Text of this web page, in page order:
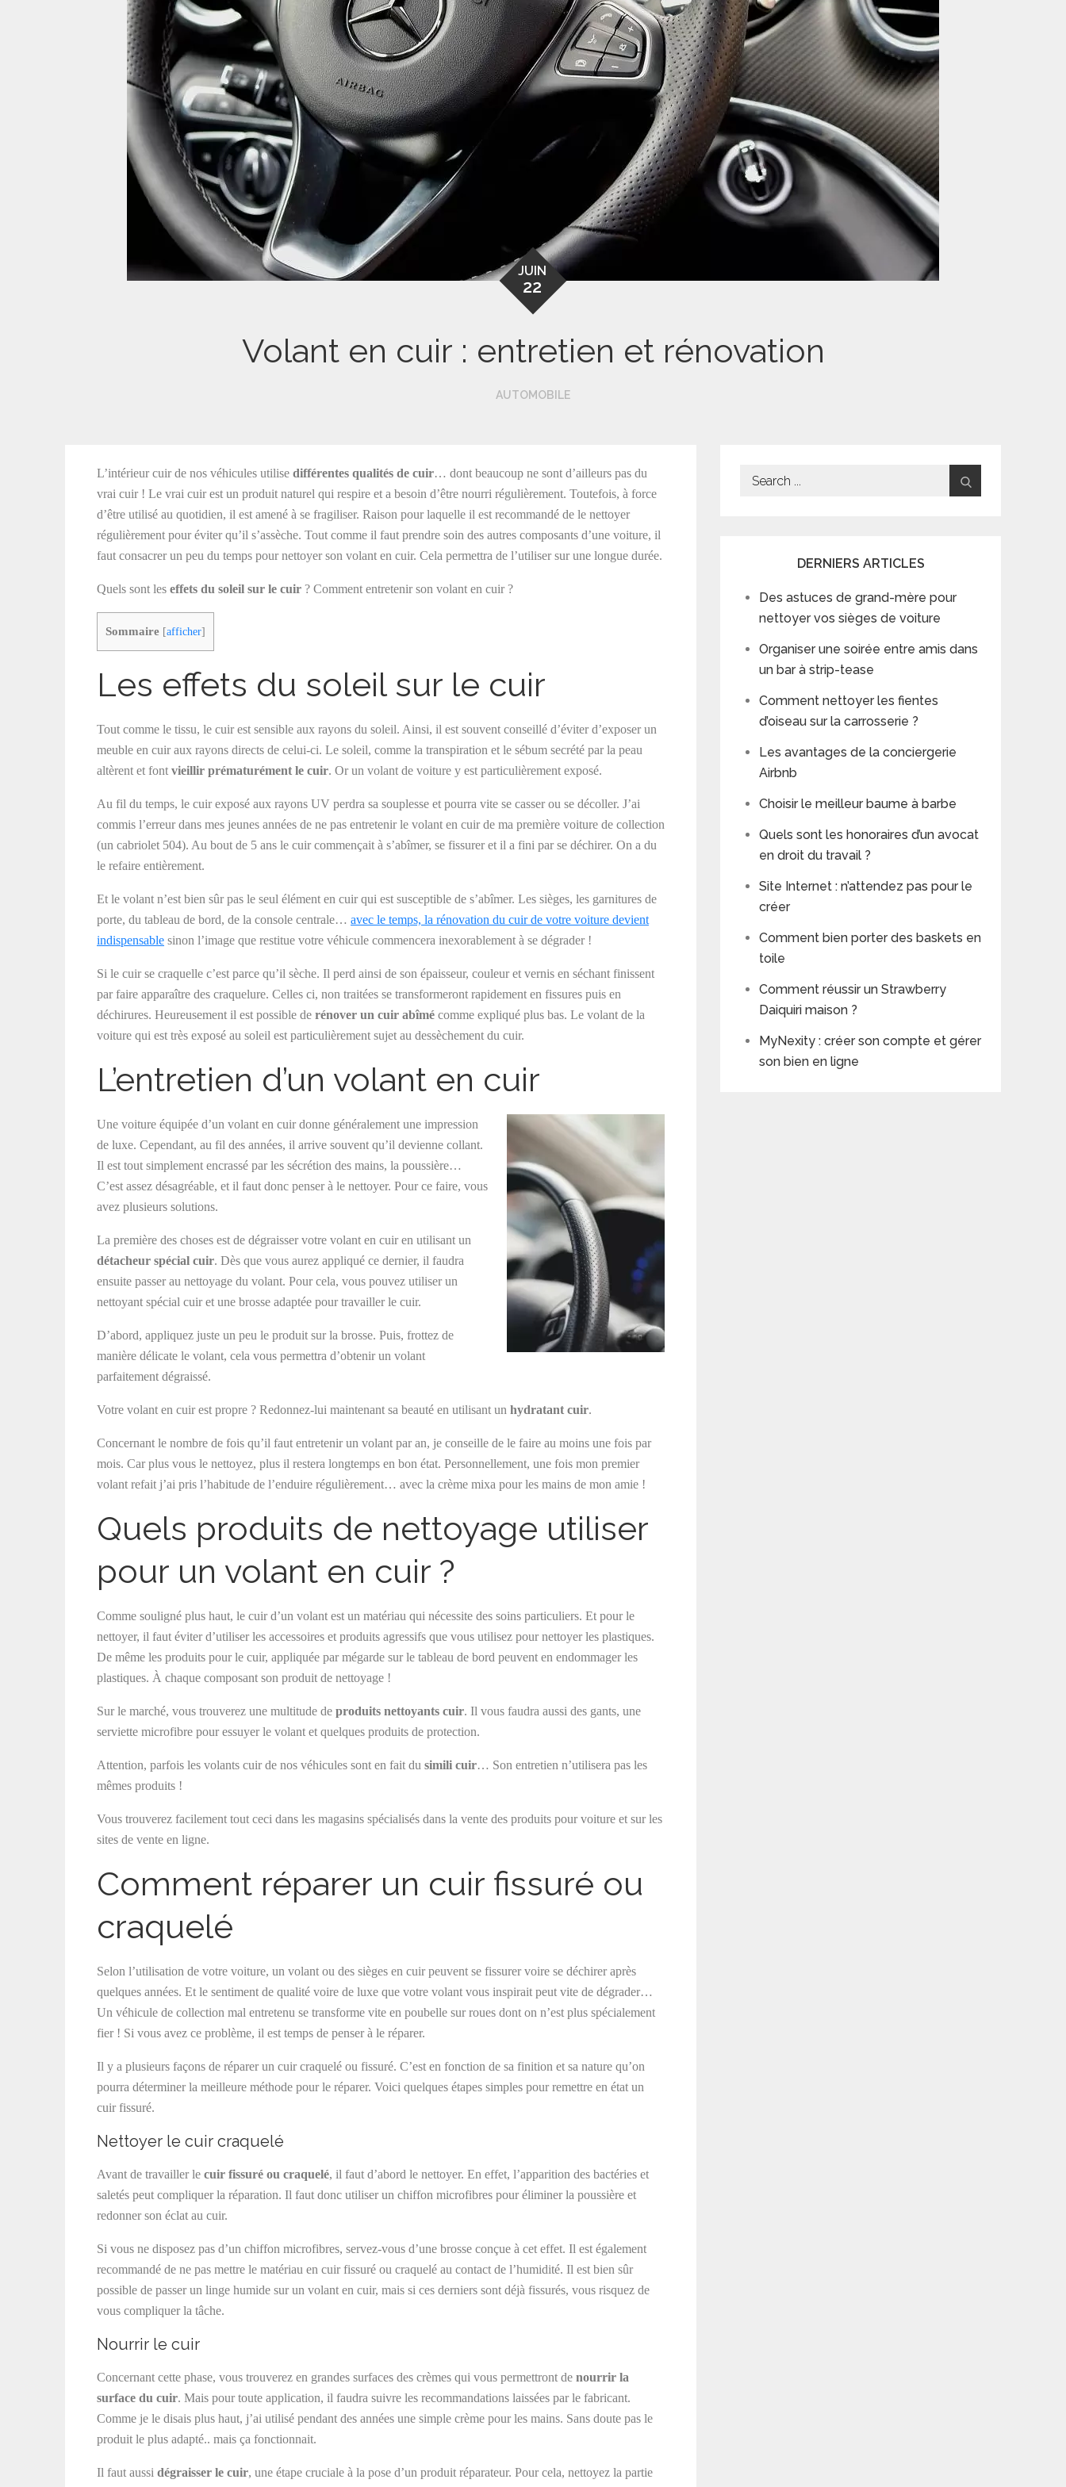
JUIN
22
Volant en cuir : entretien et rénovation
AUTOMOBILE
L’intérieur cuir de nos véhicules utilise différentes qualités de cuir… dont beaucoup ne sont d’ailleurs pas du
vrai cuir ! Le vrai cuir est un produit naturel qui respire et a besoin d’être nourri régulièrement. Toutefois, à force
d’être utilisé au quotidien, il est amené à se fragiliser. Raison pour laquelle il est recommandé de le nettoyer
régulièrement pour éviter qu’il s’assèche. Tout comme il faut prendre soin des autres composants d’une voiture, il
faut consacrer un peu du temps pour nettoyer son volant en cuir. Cela permettra de l’utiliser sur une longue durée.
Quels sont les effets du soleil sur le cuir ? Comment entretenir son volant en cuir ?
Sommaire [afficher]
Les effets du soleil sur le cuir
Tout comme le tissu, le cuir est sensible aux rayons du soleil. Ainsi, il est souvent conseillé d’éviter d’exposer un
meuble en cuir aux rayons directs de celui-ci. Le soleil, comme la transpiration et le sébum secrété par la peau
altèrent et font vieillir prématurément le cuir. Or un volant de voiture y est particulièrement exposé.
Au fil du temps, le cuir exposé aux rayons UV perdra sa souplesse et pourra vite se casser ou se décoller. J’ai
commis l’erreur dans mes jeunes années de ne pas entretenir le volant en cuir de ma première voiture de collection
(un cabriolet 504). Au bout de 5 ans le cuir commençait à s’abîmer, se fissurer et il a fini par se déchirer. On a du
le refaire entièrement.
Et le volant n’est bien sûr pas le seul élément en cuir qui est susceptible de s’abîmer. Les sièges, les garnitures de
porte, du tableau de bord, de la console centrale… avec le temps, la rénovation du cuir de votre voiture devient
indispensable sinon l’image que restitue votre véhicule commencera inexorablement à se dégrader !
Si le cuir se craquelle c’est parce qu’il sèche. Il perd ainsi de son épaisseur, couleur et vernis en séchant finissent
par faire apparaître des craquelure. Celles ci, non traitées se transformeront rapidement en fissures puis en
déchirures. Heureusement il est possible de rénover un cuir abîmé comme expliqué plus bas. Le volant de la
voiture qui est très exposé au soleil est particulièrement sujet au dessèchement du cuir.
L’entretien d’un volant en cuir
Une voiture équipée d’un volant en cuir donne généralement une impression
de luxe. Cependant, au fil des années, il arrive souvent qu’il devienne collant.
Il est tout simplement encrassé par les sécrétion des mains, la poussière…
C’est assez désagréable, et il faut donc penser à le nettoyer. Pour ce faire, vous
avez plusieurs solutions.
La première des choses est de dégraisser votre volant en cuir en utilisant un
détacheur spécial cuir. Dès que vous aurez appliqué ce dernier, il faudra
ensuite passer au nettoyage du volant. Pour cela, vous pouvez utiliser un
nettoyant spécial cuir et une brosse adaptée pour travailler le cuir.
D’abord, appliquez juste un peu le produit sur la brosse. Puis, frottez de
manière délicate le volant, cela vous permettra d’obtenir un volant
parfaitement dégraissé.
Votre volant en cuir est propre ? Redonnez-lui maintenant sa beauté en utilisant un hydratant cuir.
Concernant le nombre de fois qu’il faut entretenir un volant par an, je conseille de le faire au moins une fois par
mois. Car plus vous le nettoyez, plus il restera longtemps en bon état. Personnellement, une fois mon premier
volant refait j’ai pris l’habitude de l’enduire régulièrement… avec la crème mixa pour les mains de mon amie !
Quels produits de nettoyage utiliser
pour un volant en cuir ?
Comme souligné plus haut, le cuir d’un volant est un matériau qui nécessite des soins particuliers. Et pour le
nettoyer, il faut éviter d’utiliser les accessoires et produits agressifs que vous utilisez pour nettoyer les plastiques.
De même les produits pour le cuir, appliquée par mégarde sur le tableau de bord peuvent en endommager les
plastiques. À chaque composant son produit de nettoyage !
Sur le marché, vous trouverez une multitude de produits nettoyants cuir. Il vous faudra aussi des gants, une
serviette microfibre pour essuyer le volant et quelques produits de protection.
Attention, parfois les volants cuir de nos véhicules sont en fait du simili cuir… Son entretien n’utilisera pas les
mêmes produits !
Vous trouverez facilement tout ceci dans les magasins spécialisés dans la vente des produits pour voiture et sur les
sites de vente en ligne.
Comment réparer un cuir fissuré ou
craquelé
Selon l’utilisation de votre voiture, un volant ou des sièges en cuir peuvent se fissurer voire se déchirer après
quelques années. Et le sentiment de qualité voire de luxe que votre volant vous inspirait peut vite de dégrader…
Un véhicule de collection mal entretenu se transforme vite en poubelle sur roues dont on n’est plus spécialement
fier ! Si vous avez ce problème, il est temps de penser à le réparer.
Il y a plusieurs façons de réparer un cuir craquelé ou fissuré. C’est en fonction de sa finition et sa nature qu’on
pourra déterminer la meilleure méthode pour le réparer. Voici quelques étapes simples pour remettre en état un
cuir fissuré.
Nettoyer le cuir craquelé
Avant de travailler le cuir fissuré ou craquelé, il faut d’abord le nettoyer. En effet, l’apparition des bactéries et
saletés peut compliquer la réparation. Il faut donc utiliser un chiffon microfibres pour éliminer la poussière et
redonner son éclat au cuir.
Si vous ne disposez pas d’un chiffon microfibres, servez-vous d’une brosse conçue à cet effet. Il est également
recommandé de ne pas mettre le matériau en cuir fissuré ou craquelé au contact de l’humidité. Il est bien sûr
possible de passer un linge humide sur un volant en cuir, mais si ces derniers sont déjà fissurés, vous risquez de
vous compliquer la tâche.
Nourrir le cuir
Concernant cette phase, vous trouverez en grandes surfaces des crèmes qui vous permettront de nourrir la
surface du cuir. Mais pour toute application, il faudra suivre les recommandations laissées par le fabricant.
Comme je le disais plus haut, j’ai utilisé pendant des années une simple crème pour les mains. Sans doute pas le
produit le plus adapté.. mais ça fonctionnait.
Il faut aussi dégraisser le cuir, une étape cruciale à la pose d’un produit réparateur. Pour cela, nettoyez la partie
Search
DERNIERS ARTICLES
Des astuces de grand-mère pour
nettoyer vos sièges de voiture
Organiser une soirée entre amis dans
un bar à strip-tease
Comment nettoyer les fientes
d’oiseau sur la carrosserie ?
Les avantages de la conciergerie
Airbnb
Choisir le meilleur baume à barbe
Quels sont les honoraires d’un avocat
en droit du travail ?
Site Internet : n’attendez pas pour le
créer
Comment bien porter des baskets en
toile
Comment réussir un Strawberry
Daiquiri maison ?
MyNexity : créer son compte et gérer
son bien en ligne